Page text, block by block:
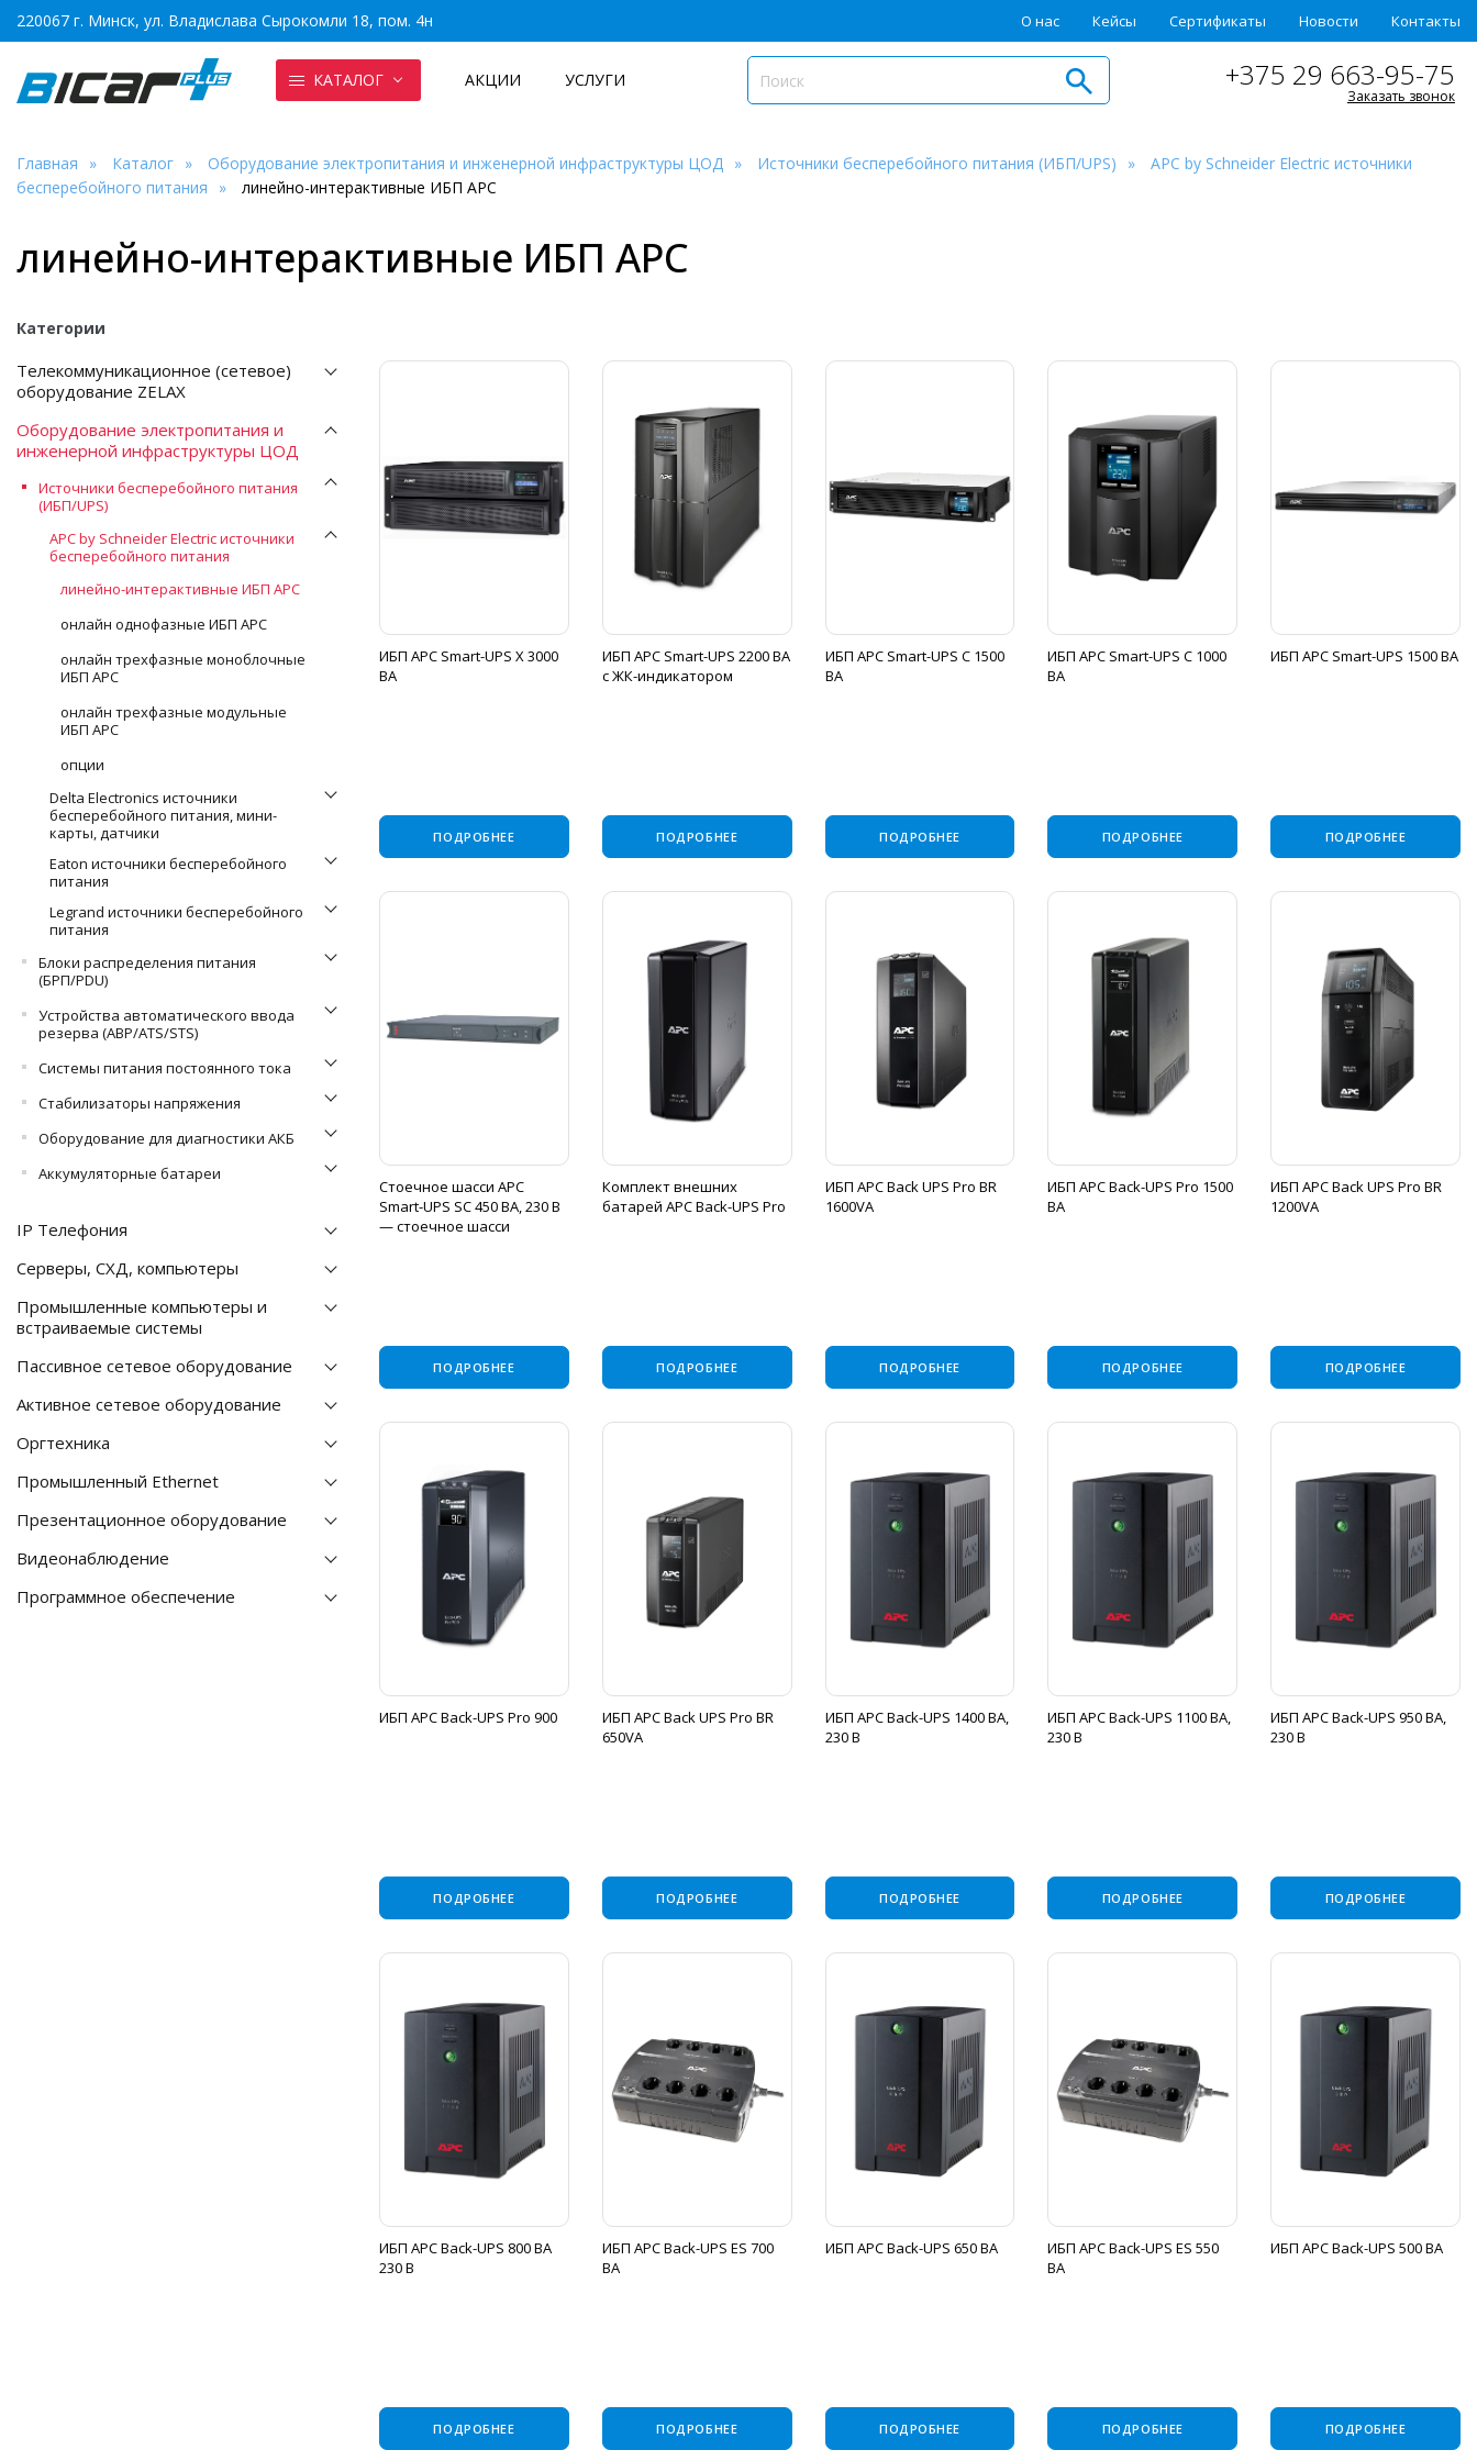
220067 г. Минск, ул. Владислава Сырокомли 18, пом. 4н О нас Кейсы Сертификаты Новости Контакты
КАТАЛОГ АКЦИИ УСЛУГИ +375 29 663-95-75
Заказать звонок
Главная Каталог Оборудование электропитания и инженерной инфраструктуры ЦОД Источники бесперебойного питания (ИБП/UPS)
APC by Schneider Electric источники
бесперебойного питания
линейно-интерактивные ИБП APC
линейно-интерактивные ИБП APC
Категории
Телекоммуникационное (сетевое)
оборудование ZELAX
Оборудование электропитания и
инженерной инфраструктуры ЦОД
Источники бесперебойного питания
(ИБП/UPS)
APC by Schneider Electric источники
бесперебойного питания
линейно-интерактивные ИБП APC
онлайн однофазные ИБП APC
онлайн трехфазные моноблочные
ИБП APC
онлайн трехфазные модульные
ИБП APC
опции
Delta Electronics источники
бесперебойного питания, мини-
карты, датчики
Eaton источники бесперебойного
питания
Legrand источники бесперебойного
питания
Блоки распределения питания
(БРП/PDU)
Устройства автоматического ввода
резерва (АВР/ATS/STS)
Системы питания постоянного тока
Стабилизаторы напряжения
Оборудование для диагностики АКБ
Аккумуляторные батареи
IP Телефония
Серверы, СХД, компьютеры
Промышленные компьютеры и
встраиваемые системы
Пассивное сетевое оборудование
Активное сетевое оборудование
Оргтехника
Промышленный Ethernet
Презентационное оборудование
Видеонаблюдение
Программное обеспечение
ИБП APC Smart-UPS X 3000
ВА
ПОДРОБНЕЕ
ИБП APC Smart-UPS 2200 ВА
с ЖК-индикатором
ПОДРОБНЕЕ
ИБП APC Smart-UPS C 1500
ВА
ПОДРОБНЕЕ
ИБП APC Smart-UPS C 1000
ВА
ПОДРОБНЕЕ
ИБП APC Smart-UPS 1500 ВА
ПОДРОБНЕЕ
Стоечное шасси APC
Smart-UPS SC 450 ВА, 230 В
— стоечное шасси
ПОДРОБНЕЕ
Комплект внешних
батарей APC Back-UPS Pro
ПОДРОБНЕЕ
ИБП APC Back UPS Pro BR
1600VA
ПОДРОБНЕЕ
ИБП APC Back-UPS Pro 1500
ВА
ПОДРОБНЕЕ
ИБП APC Back UPS Pro BR
1200VA
ПОДРОБНЕЕ
ИБП APC Back-UPS Pro 900
ПОДРОБНЕЕ
ИБП APC Back UPS Pro BR
650VA
ПОДРОБНЕЕ
ИБП APC Back-UPS 1400 ВА,
230 В
ПОДРОБНЕЕ
ИБП APC Back-UPS 1100 ВА,
230 В
ПОДРОБНЕЕ
ИБП APC Back-UPS 950 ВА,
230 В
ПОДРОБНЕЕ
ИБП APC Back-UPS 800 ВА
230 В
ПОДРОБНЕЕ
ИБП APC Back-UPS ES 700
ВА
ПОДРОБНЕЕ
ИБП APC Back-UPS 650 ВА
ПОДРОБНЕЕ
ИБП APC Back-UPS ES 550
ВА
ПОДРОБНЕЕ
ИБП APC Back-UPS 500 ВА
ПОДРОБНЕЕ